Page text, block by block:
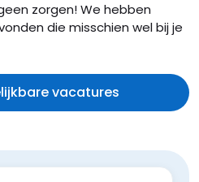
zorgen! We hebben
die misschien wel bij je
vacatures